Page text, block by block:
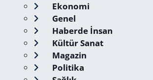
Ekonomi
Genel
Haberde İnsan
Kültür Sanat
Magazin
Politika